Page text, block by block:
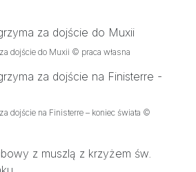
dojście do Muxii © praca własna
dojście na Finisterre – koniec świata ©